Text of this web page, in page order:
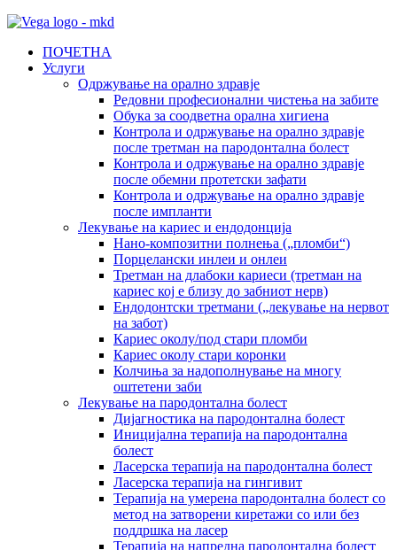
ПОЧЕТНА
Услуги
Одржување на орално здравје
Редовни професионални чистења на забите
Обука за соодветна орална хигиена
Контрола и одржување на орално здравје
после третман на пародoнтална болест
Контрола и одржување на орално здравје
после обемни протетски зафати
Контрола и одржување на орално здравје
после импланти
Лекување на кариес и ендодонција
Нано-композитни полнења („пломби“)
Порцелански инлеи и онлеи
Третман на длабоки кариеси (третман на
кариес кој е близу до забниот нерв)
Ендодонтски третмани („лекување на нервот
на забот)
Кариес околу/под стари пломби
Кариес околу стари коронки
Колчиња за надополнување на многу
оштетени заби
Лекување на пародонтална болест
Дијагностика на пародонтална болест
Иницијална терапија на пародонтална
болест
Ласерска терапија на пародонтална болест
Ласерска терапија на гингивит
Терапија на умерена пародонтална болест со
метод на затворени киретажи со или без
поддршка на ласер
Терапија на напредна пародонтална болест